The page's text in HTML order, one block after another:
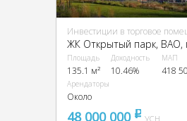
Инвестиции в торговое
Площадь
135.1 м²
Доходность
10.46%
МАП
418
Арендаторы
Около
48 000 000 pуб
УСН